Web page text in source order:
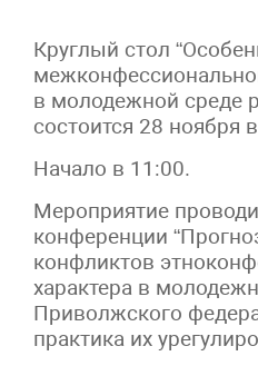
Круглый стол
в молодежной среде
состоится 28 ноября
Начало в 11:00.
Мероприятие
конференции
конфликтов
характера в
Приволжского
практика их